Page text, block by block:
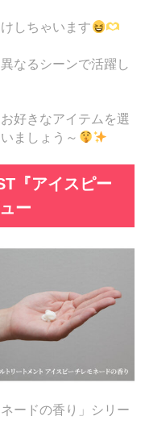
しちゃいます
なるシーンで活躍し
好きなアイテムを選
ましょう～
『アイスピー
ー
ードの香り」シリー